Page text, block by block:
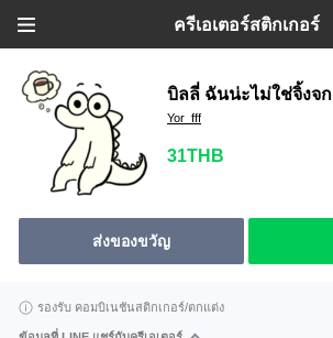
ครีเอเตอร์สติกเกอร์
บิลลี่ ฉันน่ะไม่ใช่จิ้งจก
Yor_fff
31THB
ส่งของขวัญ
รองรับ คอมบิเนชันสติกเกอร์/ตกแต่ง